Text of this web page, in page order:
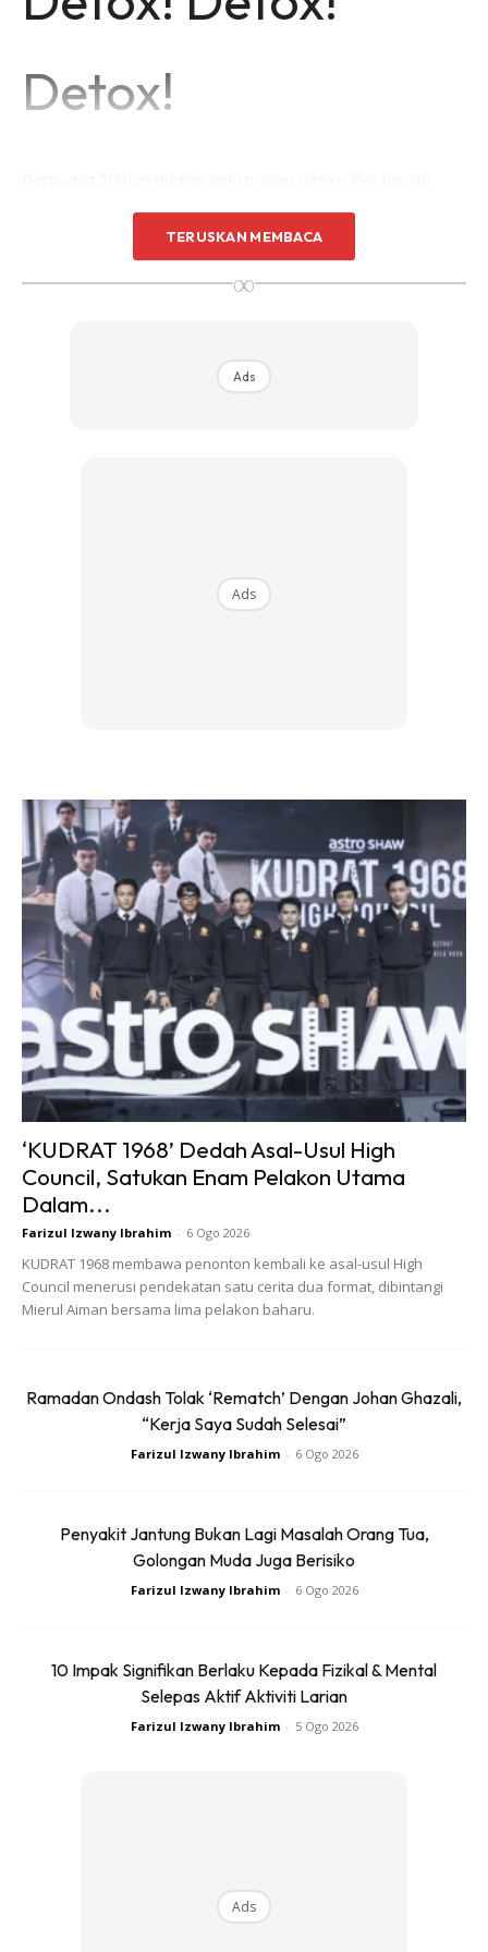
Detox!
anda masih boleh melalukan proses detox ini untuk
mendapat hasil yang lebih cepat dan efektif. Antara cara
detox yang baik adalah dengan minum air buah-buahan.
Makan dalam
pinggan kecil
Yup! Elakkan ambil pinggan besar. Serius!
Beritahu kawan
anda tengah diet
Mungkin mereka akan ejek anda, tapi jangan risau, ejekan
mereka akan dibalas apabila mereka lihat anda boleh
memakai semula baju semasa anda berada di tingkatan 5!
TERUSKAN MEMBACA
∞
Ads
Ads
‘KUDRAT 1968’ Dedah Asal-Usul High
Council, Satukan Enam Pelakon Utama
Dalam...
Farizul Izwany Ibrahim - 6 Ogo 2026
KUDRAT 1968 membawa penonton kembali ke asal-usul High
Council menerusi pendekatan satu cerita dua format, dibintangi
Mierul Aiman bersama lima pelakon baharu.
Ramadan Ondash Tolak ‘Rematch’ Dengan Johan Ghazali,
“Kerja Saya Sudah Selesai”
Farizul Izwany Ibrahim - 6 Ogo 2026
Penyakit Jantung Bukan Lagi Masalah Orang Tua,
Golongan Muda Juga Berisiko
Farizul Izwany Ibrahim - 6 Ogo 2026
10 Impak Signifikan Berlaku Kepada Fizikal & Mental
Selepas Aktif Aktiviti Larian
Farizul Izwany Ibrahim - 5 Ogo 2026
Ads